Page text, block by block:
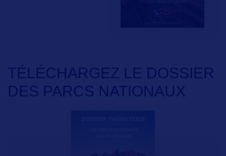
TÉLÉCHARGEZ LE DOSSIER
DES PARCS NATIONAUX